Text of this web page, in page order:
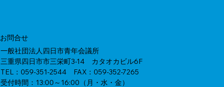
お問合せ
一般社団法人四日市青年会議所
三重県四日市市三栄町3-14 カタオカビル6F
TEL：059-351-2544 FAX：059-352-7265
受付時間：13:00～16:00（月・水・金）